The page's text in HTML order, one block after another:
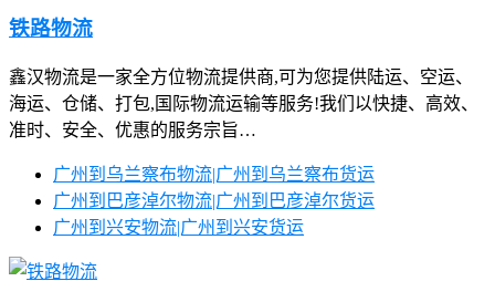
铁路物流
鑫汉物流是一家全方位物流提供商,可为您提供陆运、空运、
海运、仓储、打包,国际物流运输等服务!我们以快捷、高效、
准时、安全、优惠的服务宗旨…
广州到乌兰察布物流|广州到乌兰察布货运
广州到巴彦淖尔物流|广州到巴彦淖尔货运
广州到兴安物流|广州到兴安货运